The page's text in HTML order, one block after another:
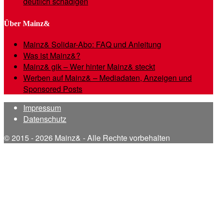
Über Mainz&
Mainz& Solidar-Abo: FAQ und Anleitung
Was ist Mainz&?
Mainz& gik – Wer hinter Mainz& steckt
Werben auf Mainz& – Mediadaten, Anzeigen und
Sponsored Posts
Impressum
Datenschutz
© 2015 - 2026 Mainz& - Alle Rechte vorbehalten